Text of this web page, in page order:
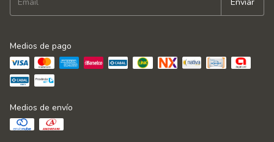
Medios de pago
Medios de envío